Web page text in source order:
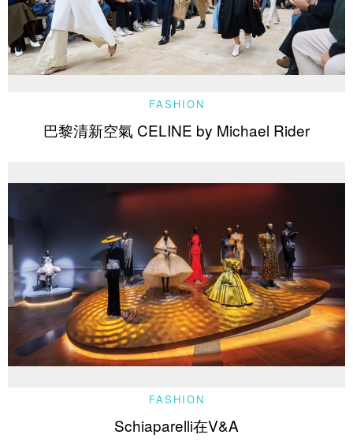
FASHION
巴黎清新空氣 CELINE by Michael Rider
FASHION
Schiaparelli在V&A